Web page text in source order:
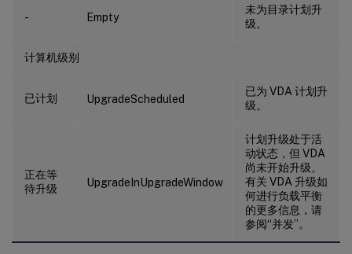
- Empty
未为目录计划升
级。
计算机级别
已计划 UpgradeScheduled
已为 VDA 计划升
级。
正在等
待升级
UpgradeInUpgradeWindow
计划升级处于活
动状态，但 VDA
尚未开始升级。
有关 VDA 升级如
何进行负载平衡
的更多信息，请
参阅“并发”。